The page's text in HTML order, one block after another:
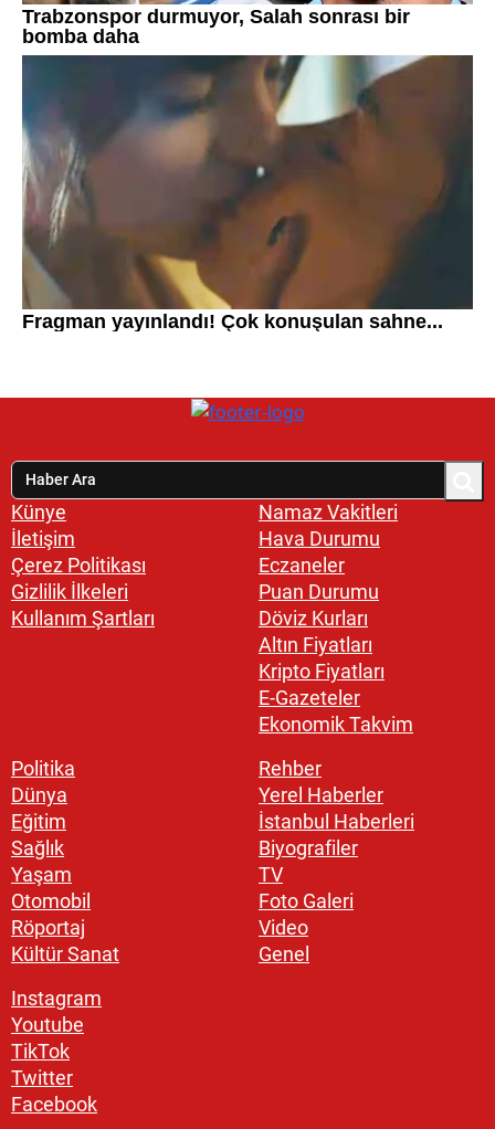
Künye
İletişim
Çerez Politikası
Gizlilik İlkeleri
Kullanım Şartları
Namaz Vakitleri
Hava Durumu
Eczaneler
Puan Durumu
Döviz Kurları
Altın Fiyatları
Kripto Fiyatları
E-Gazeteler
Ekonomik Takvim
Politika
Dünya
Eğitim
Sağlık
Yaşam
Otomobil
Röportaj
Kültür Sanat
Rehber
Yerel Haberler
İstanbul Haberleri
Biyografiler
TV
Foto Galeri
Video
Genel
Instagram
Youtube
TikTok
Twitter
Facebook